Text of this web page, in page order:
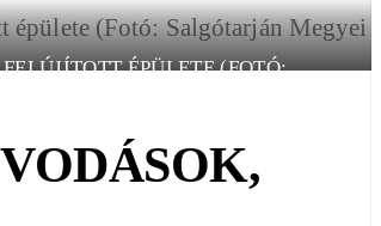
ÉPÜLETE (FOTÓ: